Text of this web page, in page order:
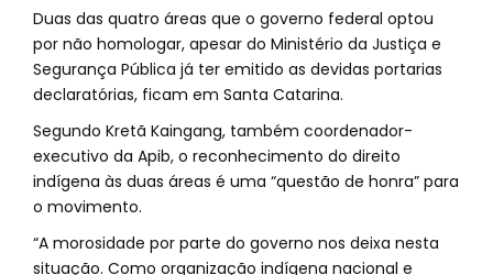
Duas das quatro áreas que o governo federal optou
por não homologar, apesar do Ministério da Justiça e
Segurança Pública já ter emitido as devidas portarias
declaratórias, ficam em Santa Catarina.
Segundo Kretã Kaingang, também coordenador-
executivo da Apib, o reconhecimento do direito
indígena às duas áreas é uma “questão de honra” para
o movimento.
“A morosidade por parte do governo nos deixa nesta
situação. Como organização indígena nacional e